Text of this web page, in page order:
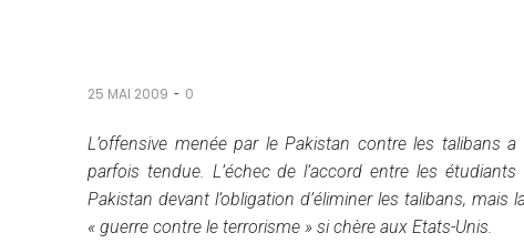
25 MAI 2009 - 0
L’offensive menée par le Pakistan contre les talibans
parfois tendue. L’échec de l’accord entre les
Pakistan devant l’obligation d’éliminer les talibans,
« guerre contre le terrorisme » si chère aux Etats-Unis.